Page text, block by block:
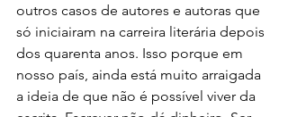
outros casos de autores e autoras que
só iniciairam na carreira literária depois
dos quarenta anos. Isso porque em
nosso país, ainda está muito arraigada
a ideia de que não é possível viver da